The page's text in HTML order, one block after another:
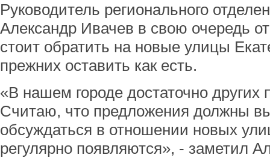
Руководитель регионального
Александр Ивачев в свою очередь
стоит обратить на новые улицы
прежних оставить как есть.
«В нашем городе достаточно
Считаю, что предложения должны
обсуждаться в отношении новых
регулярно появляются», - заметил